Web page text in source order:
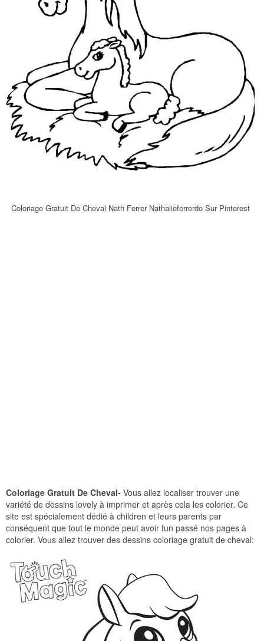
Coloriage Gratuit De Cheval Nath Ferrer Nathalieferrerdo Sur Pinterest
Coloriage Gratuit De Cheval- Vous allez localiser trouver une
variété de dessins lovely à imprimer et après cela les colorier. Ce
site est spécialement dédié à children et leurs parents par
conséquent que tout le monde peut avoir fun passé nos pages à
colorier. Vous allez trouver des dessins coloriage gratuit de cheval: